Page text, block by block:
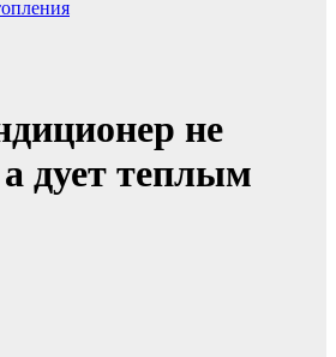
не
дует теплым